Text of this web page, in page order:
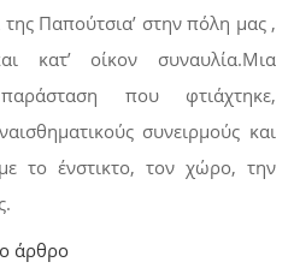
της Παπούτσια’ στην πόλη μας ,
κατ’ οίκον συναυλία.Μια
που φτιάχτηκε,
συνειρμούς και
το ένστικτο, τον χώρο, την
άρθρο